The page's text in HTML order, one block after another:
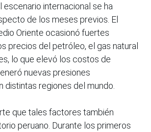
escenario internacional se ha
de los meses previos. El
Oriente ocasionó fuertes
precios del petróleo, el gas natural
lo que elevó los costos de
nuevas presiones
distintas regiones del mundo.
que tales factores también
peruano. Durante los primeros